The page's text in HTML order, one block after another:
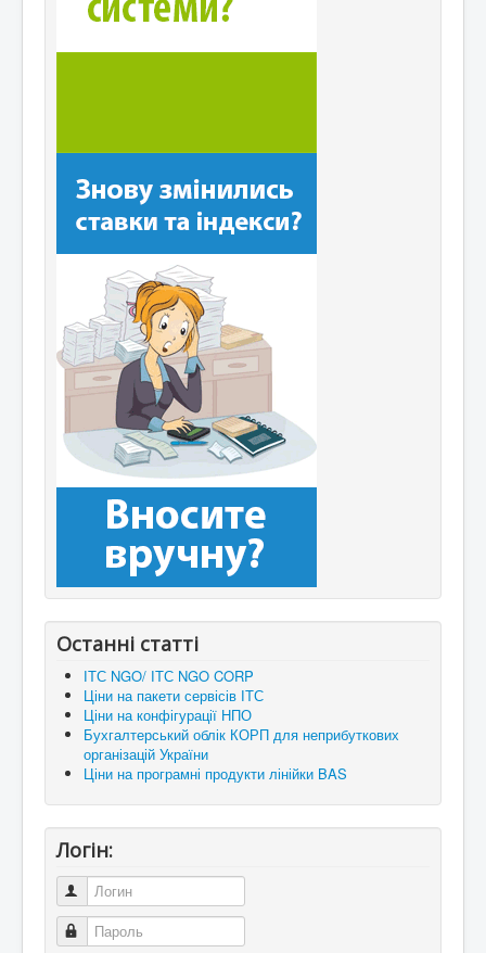
Останні статті
ІТС NGO/ ІТС NGO CORP
Ціни на пакети сервісів ІТС
Ціни на конфігурації НПО
Бухгалтерський облік КОРП для неприбуткових
організацій України
Ціни на програмні продукти лінійки BAS
Логін:
Логин
Пароль